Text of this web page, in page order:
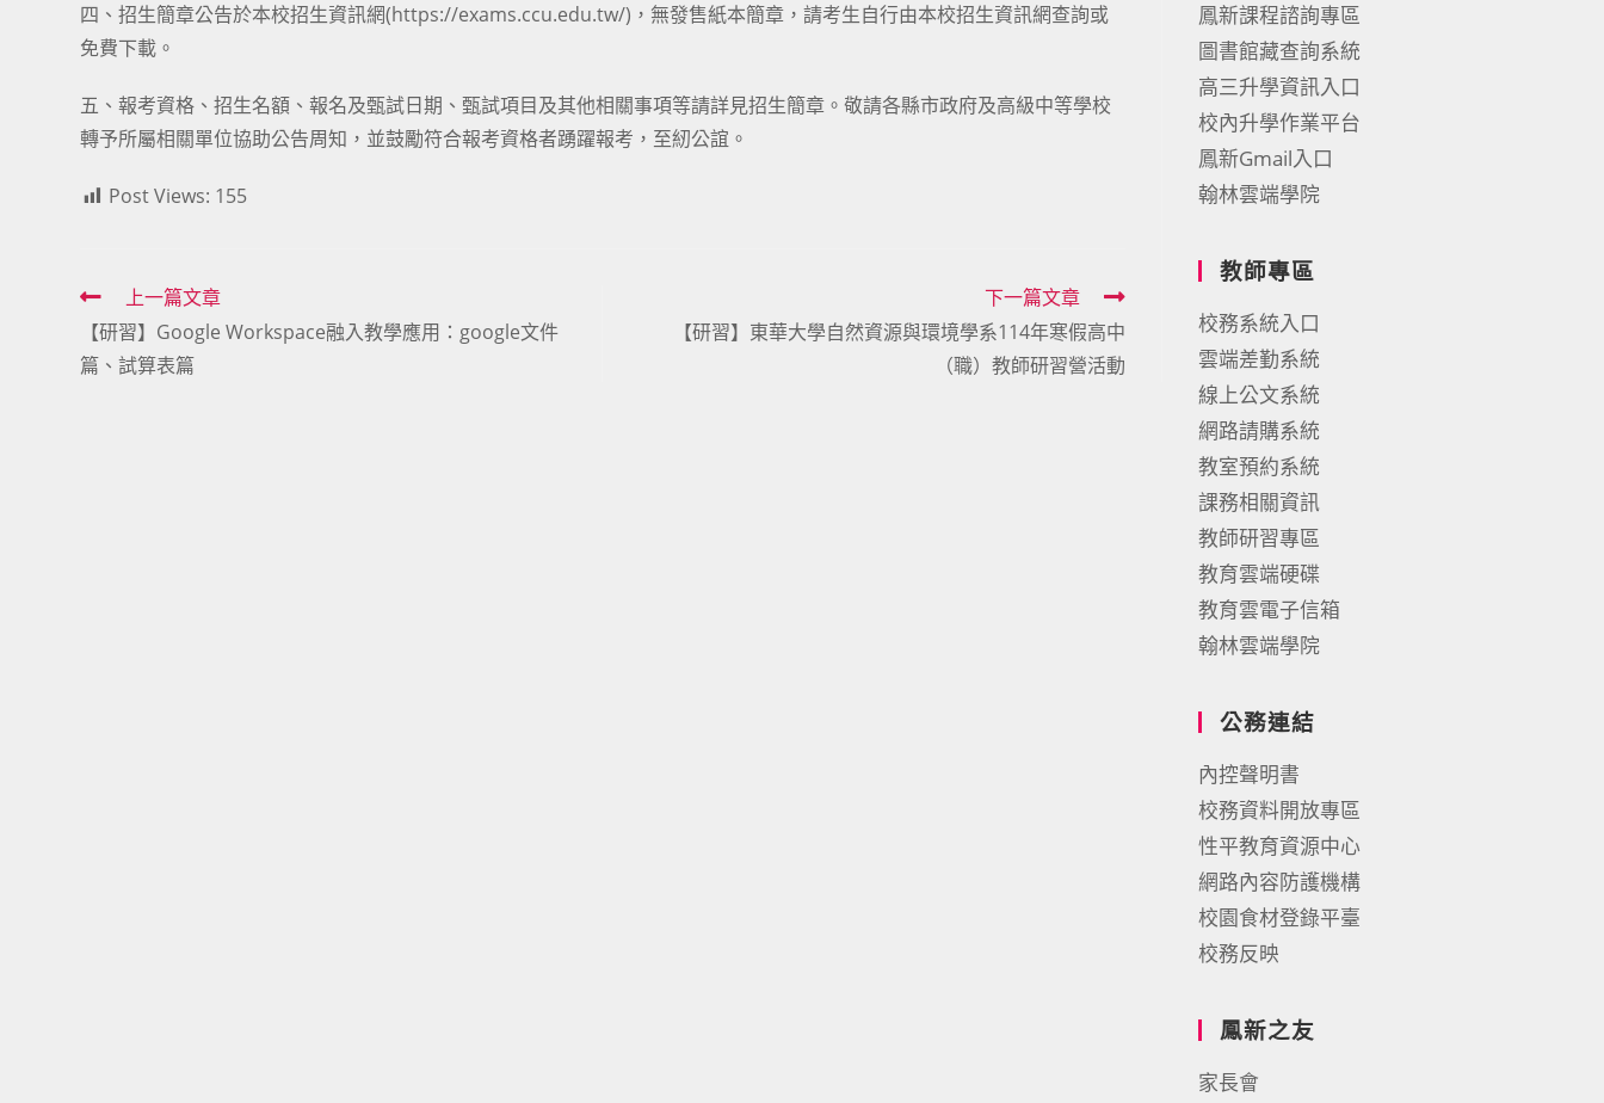
四、招生簡章公告於本校招生資訊網(https://exams.ccu.edu.tw/)，無發售紙本簡章，請考生自行由本校招生資訊網查詢或
免費下載。
五、報考資格、招生名額、報名及甄試日期、甄試項目及其他相關事項等請詳見招生簡章。敬請各縣市政府及高級中等學校
轉予所屬相關單位協助公告周知，並鼓勵符合報考資格者踴躍報考，至紉公誼。
Post Views: 155
Read
more
articles
上一篇文章
【研習】Google Workspace融入教學應用：google文件
篇、試算表篇
下一篇文章
【研習】東華大學自然資源與環境學系114年寒假高中
（職）教師研習營活動
鳳新課程諮詢專區
圖書館藏查詢系統
高三升學資訊入口
校內升學作業平台
鳳新Gmail入口
翰林雲端學院
教師專區
校務系統入口
雲端差勤系統
線上公文系統
網路請購系統
教室預約系統
課務相關資訊
教師研習專區
教育雲端硬碟
教育雲電子信箱
翰林雲端學院
公務連結
內控聲明書
校務資料開放專區
性平教育資源中心
網路內容防護機構
校園食材登錄平臺
校務反映
鳳新之友
家長會